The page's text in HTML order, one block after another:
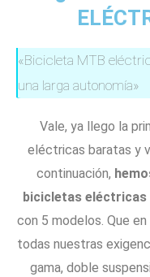
«Bicicleta MTB
una larga autonomía»
Vale, ya llego la
eléctricas baratas y
continuación,
bicicletas eléctricas
con 5 modelos. Que
todas nuestras
gama, doble